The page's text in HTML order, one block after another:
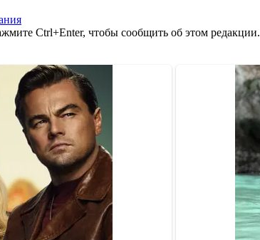
Ctrl+Enter, чтобы сообщить об этом редакции.